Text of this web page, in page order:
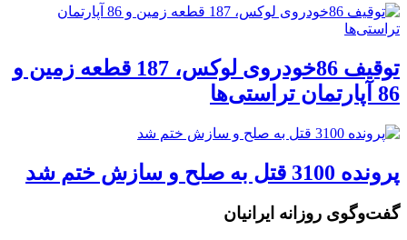
توقیف 86خودروی لوکس، 187 قطعه زمین و
86 آپارتمان تراستی‌ها
پرونده 3100 قتل به صلح و سازش ختم شد
گفت‌وگوی روزانه ایرانیان